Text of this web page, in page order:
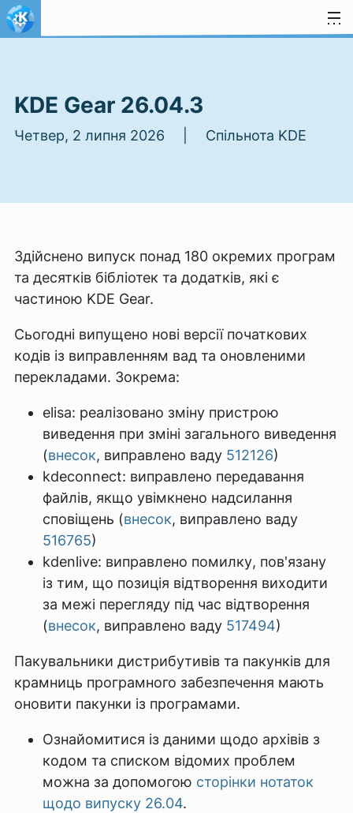
Перейти до вмісту
KDE Gear 26.04.3
Четвер, 2 липня 2026 | Спільнота KDE
Здійснено випуск понад 180 окремих програм
та десятків бібліотек та додатків, які є
частиною KDE Gear.
Сьогодні випущено нові версії початкових
кодів із виправленням вад та оновленими
перекладами. Зокрема:
elisa: реалізовано зміну пристрою
виведення при зміні загального виведення
(внесок, виправлено ваду 512126)
kdeconnect: виправлено передавання
файлів, якщо увімкнено надсилання
сповіщень (внесок, виправлено ваду
516765)
kdenlive: виправлено помилку, пов'язану
із тим, що позиція відтворення виходити
за межі перегляду під час відтворення
(внесок, виправлено ваду 517494)
Пакувальники дистрибутивів та пакунків для
крамниць програмного забезпечення мають
оновити пакунки із програмами.
Ознайомитися із даними щодо архівів з
кодом та списком відомих проблем
можна за допомогою сторінки нотаток
щодо випуску 26.04.